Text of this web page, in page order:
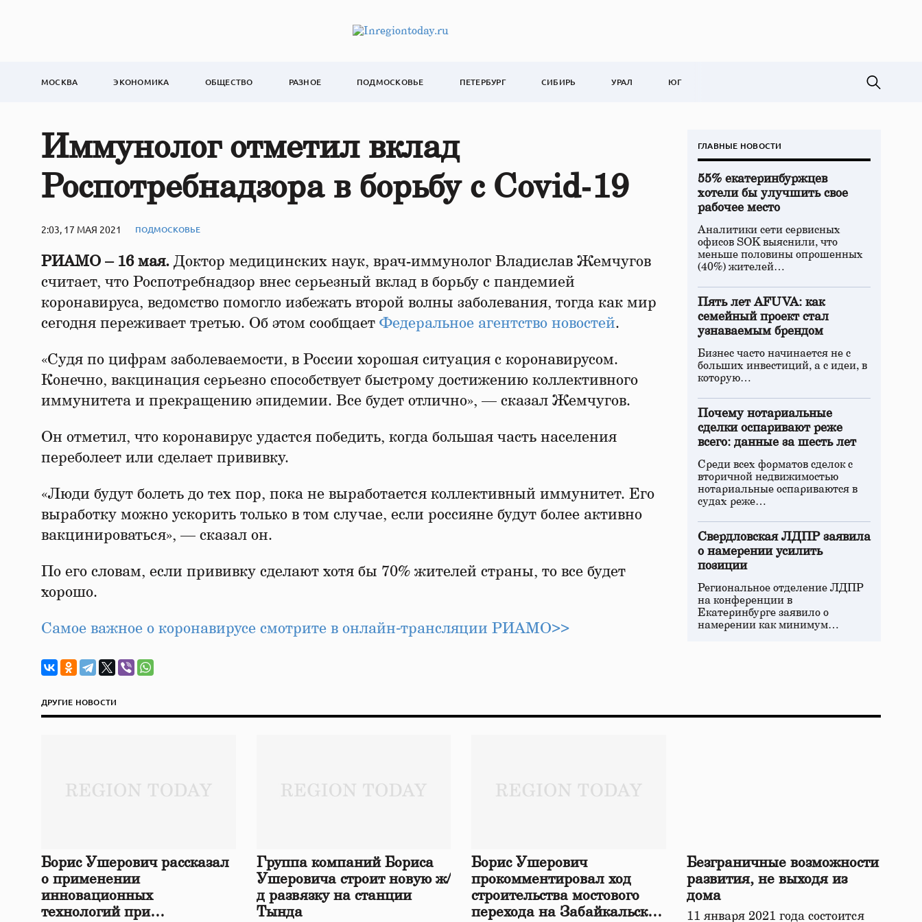
МОСКВА ЭКОНОМИКА ОБЩЕСТВО РАЗНОЕ ПОДМОСКОВЬЕ ПЕТЕРБУРГ СИБИРЬ УРАЛ ЮГ
Иммунолог отметил вклад
Роспотребнадзора в борьбу с Covid‑19
2:03, 17 МАЯ 2021 ПОДМОСКОВЬЕ
РИАМО – 16 мая. Доктор медицинских наук, врач-иммунолог Владислав Жемчугов
считает, что Роспотребнадзор внес серьезный вклад в борьбу с пандемией
коронавируса, ведомство помогло избежать второй волны заболевания, тогда как мир
сегодня переживает третью. Об этом сообщает Федеральное агентство новостей.
«Судя по цифрам заболеваемости, в России хорошая ситуация с коронавирусом.
Конечно, вакцинация серьезно способствует быстрому достижению коллективного
иммунитета и прекращению эпидемии. Все будет отлично», — сказал Жемчугов.
Он отметил, что коронавирус удастся победить, когда большая часть населения
переболеет или сделает прививку.
«Люди будут болеть до тех пор, пока не выработается коллективный иммунитет. Его
выработку можно ускорить только в том случае, если россияне будут более активно
вакцинироваться», — сказал он.
По его словам, если прививку сделают хотя бы 70% жителей страны, то все будет
хорошо.
Самое важное о коронавирусе смотрите в онлайн‑трансляции РИАМО>>
ГЛАВНЫЕ НОВОСТИ
55% екатеринбуржцев
хотели бы улучшить свое
рабочее место
Аналитики сети сервисных
офисов SOK выяснили, что
меньше половины опрошенных
(40%) жителей…
Пять лет AFUVA: как
семейный проект стал
узнаваемым брендом
Бизнес часто начинается не с
больших инвестиций, а с идеи, в
которую…
Почему нотариальные
сделки оспаривают реже
всего: данные за шесть лет
Среди всех форматов сделок с
вторичной недвижимостью
нотариальные оспариваются в
судах реже…
Свердловская ЛДПР заявила
о намерении усилить
позиции
Региональное отделение ЛДПР
на конференции в
Екатеринбурге заявило о
намерении как минимум…
ДРУГИЕ НОВОСТИ
Борис Ушерович рассказал
о применении
инновационных
технологий при
Группа компаний Бориса
Ушеровича строит новую ж/
д развязку на станции
Тында
Борис Ушерович
прокомментировал ход
строительства мостового
перехода на Забайкальской
Безграничные возможности
развития, не выходя из
дома
11 января 2021 года состоится